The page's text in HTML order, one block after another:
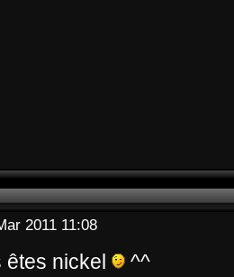
2011 11:08
êtes nickel ^^